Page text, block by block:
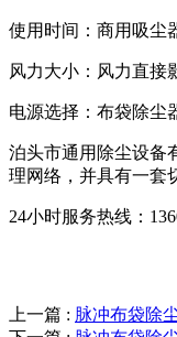
使用时间：商用吸尘
风力大小：风力直接
电源选择：布袋除尘
泊头市通用除尘设备
理网络，并具有一套
24小时服务热线：
上一篇 : 脉冲布袋除